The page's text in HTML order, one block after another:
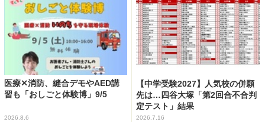
医療✕消防、縫合デモやAED講
習も「おしごと体験博」9/5
2026.8.6
【中学受験2027】人気校の併願
先は…四谷大塚「第2回合不合判
定テスト」結果
2026.7.16